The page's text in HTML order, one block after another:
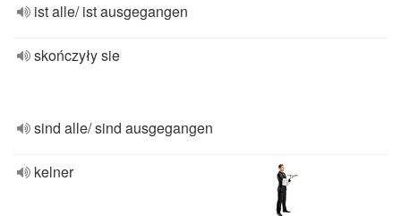
ist alle/ ist ausgegangen
skończyły sie
sind alle/ sind ausgegangen
kelner